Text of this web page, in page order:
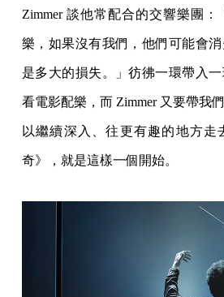
Zimmer 談他常配合的交響樂團
樂，如果沒有我們，他們可能會
是多大的損失。」彷彿一環帶入
看電影配樂，而 Zimmer 又要帶我
以繼續深入、往更有趣的地方
奇》，就是這樣一個開始。